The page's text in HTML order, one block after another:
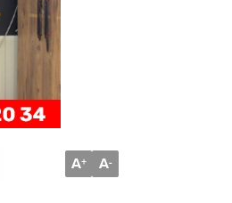
A+ A-